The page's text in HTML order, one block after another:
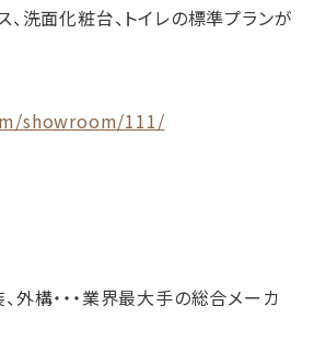
、洗面化粧台、トイレの標準プランが
showroom/111/
外構・・・業界最大手の総合メーカ